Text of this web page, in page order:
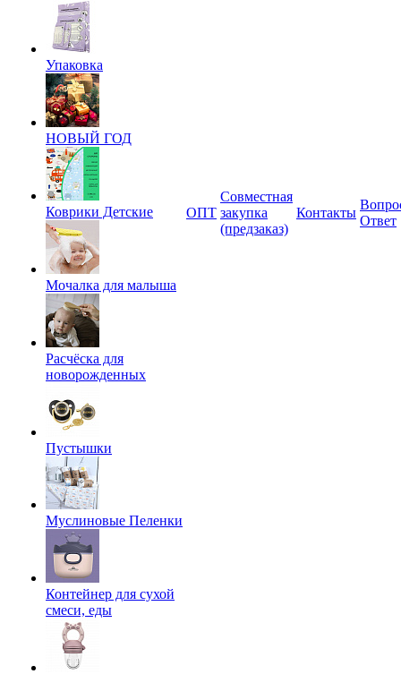
Упаковка
НОВЫЙ ГОД
Коврики Детские
Мочалка для малыша
Расчёска для
новорожденных
Пустышки
Муслиновые Пеленки
Контейнер для сухой
смеси, еды
ОПТ
Совместная
закупка
(предзаказ)
Контакты
Ответ